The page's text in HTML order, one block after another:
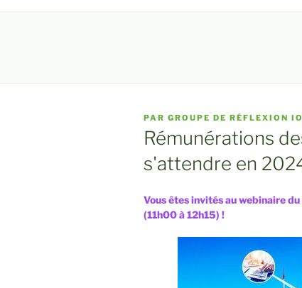
PUBLIÉ
LE
PAR GROUPE DE RÉFLEXION
Rémunérations
s'attendre en
Vous êtes invités au webinaire
(11h00 à 12h15) !